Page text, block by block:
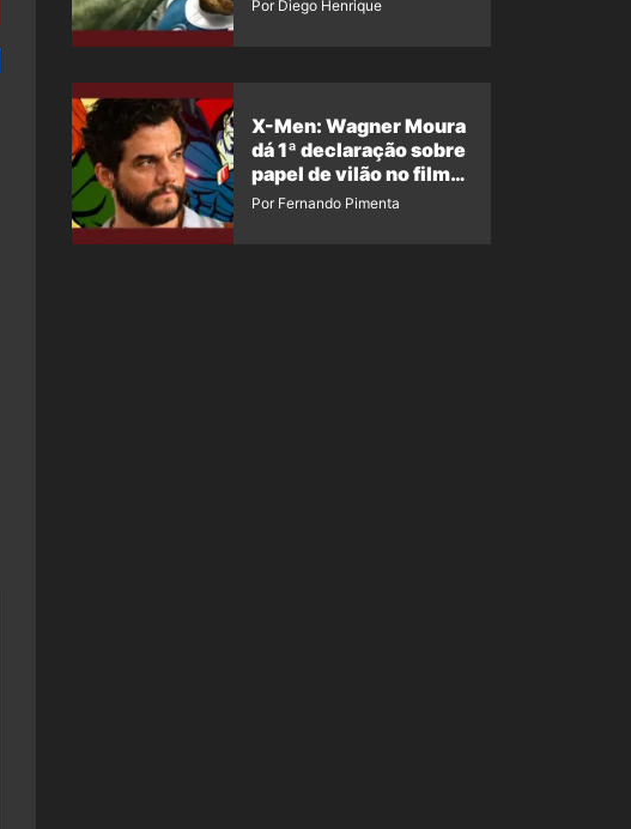
Por Diego Henrique
X-Men: Wagner Moura
dá 1ª declaração sobre
papel de vilão no filme
da Marvel
Por Fernando Pimenta